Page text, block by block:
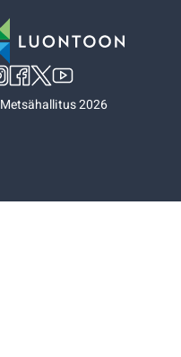
Metsähallitus 2026